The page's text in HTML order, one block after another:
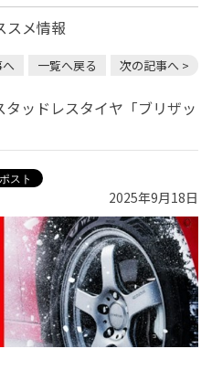
スメ情報
へ 一覧へ戻る 次の記事へ >
ッドレスタイヤ「ブリザッ
2025年9月18日